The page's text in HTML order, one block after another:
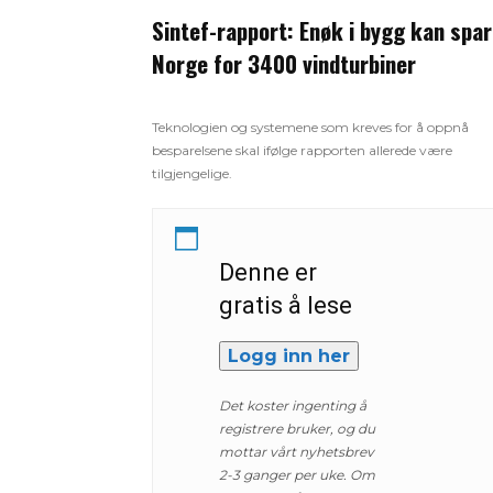
Sintef-rapport: Enøk i bygg kan
Norge for 3400 vindturbiner
Teknologien og systemene som kreves for å oppnå
besparelsene skal ifølge rapporten allerede være
tilgjengelige.
Denne er
gratis å lese
Logg inn her
Det koster ingenting å
registrere bruker, og du
mottar vårt nyhetsbrev
2-3 ganger per uke. Om